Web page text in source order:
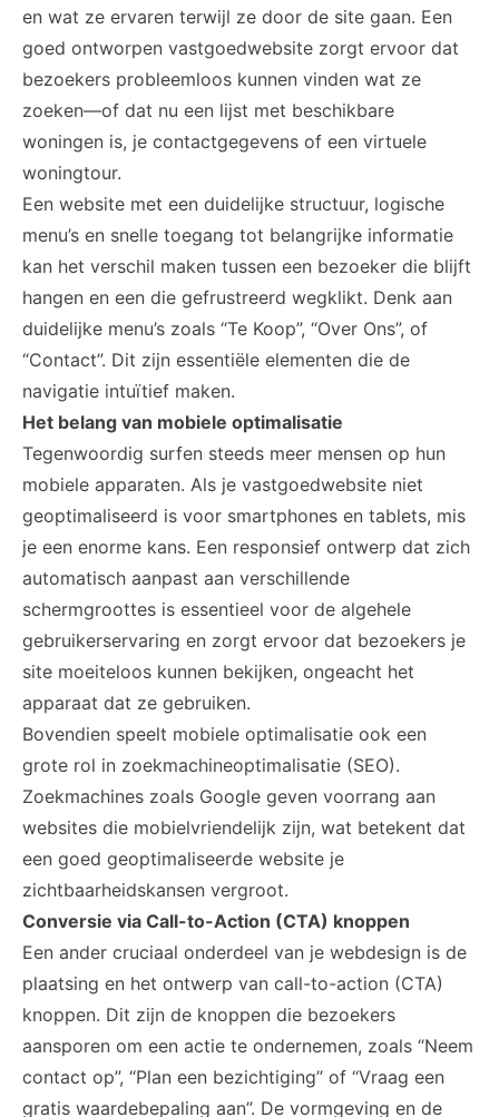
en wat ze ervaren terwijl ze door de site gaan. Een
goed ontworpen vastgoedwebsite zorgt ervoor dat
bezoekers probleemloos kunnen vinden wat ze
zoeken—of dat nu een lijst met beschikbare
woningen is, je contactgegevens of een virtuele
woningtour.
Een website met een duidelijke structuur, logische
menu’s en snelle toegang tot belangrijke informatie
kan het verschil maken tussen een bezoeker die blijft
hangen en een die gefrustreerd wegklikt. Denk aan
duidelijke menu’s zoals “Te Koop”, “Over Ons”, of
“Contact”. Dit zijn essentiële elementen die de
navigatie intuïtief maken.
Het belang van mobiele optimalisatie
Tegenwoordig surfen steeds meer mensen op hun
mobiele apparaten. Als je vastgoedwebsite niet
geoptimaliseerd is voor smartphones en tablets, mis
je een enorme kans. Een responsief ontwerp dat zich
automatisch aanpast aan verschillende
schermgroottes is essentieel voor de algehele
gebruikerservaring en zorgt ervoor dat bezoekers je
site moeiteloos kunnen bekijken, ongeacht het
apparaat dat ze gebruiken.
Bovendien speelt mobiele optimalisatie ook een
grote rol in zoekmachineoptimalisatie (SEO).
Zoekmachines zoals Google geven voorrang aan
websites die mobielvriendelijk zijn, wat betekent dat
een goed geoptimaliseerde website je
zichtbaarheidskansen vergroot.
Conversie via Call-to-Action (CTA) knoppen
Een ander cruciaal onderdeel van je webdesign is de
plaatsing en het ontwerp van call-to-action (CTA)
knoppen. Dit zijn de knoppen die bezoekers
aansporen om een actie te ondernemen, zoals “Neem
contact op”, “Plan een bezichtiging” of “Vraag een
gratis waardebepaling aan”. De vormgeving en de